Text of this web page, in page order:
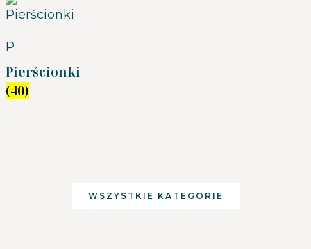
P
Pierścionki
(40)
WSZYSTKIE KATEGORIE